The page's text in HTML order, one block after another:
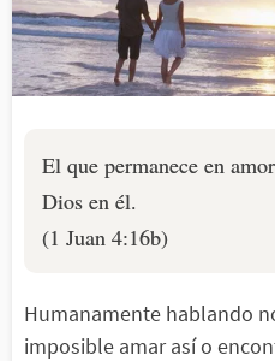
El que permanece en
Dios en él.
(1 Juan 4:16b)
Humanamente hablando
imposible amar así o